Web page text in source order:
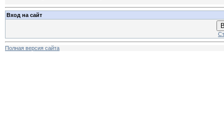
Вход на сайт
Полная версия сайта